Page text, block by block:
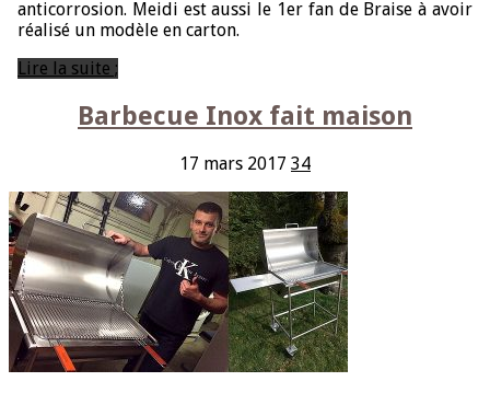
anticorrosion. Meidi est aussi le 1er fan de Braise à avoir
réalisé un modèle en carton.
Lire la suite ;
Barbecue Inox fait maison
17 mars 2017 34